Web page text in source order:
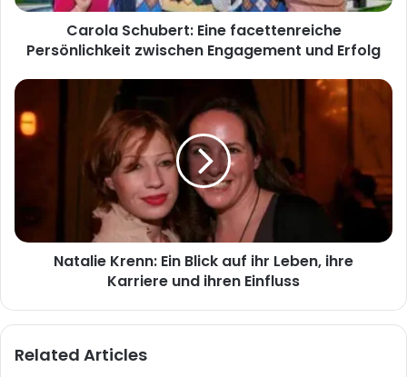
Erfolg
Carola Schubert: Eine facettenreiche
Persönlichkeit zwischen Engagement und Erfolg
Natalie
Krenn:
Ein
Blick
Karriere
Natalie Krenn: Ein Blick auf ihr Leben, ihre
Karriere und ihren Einfluss
Related Articles